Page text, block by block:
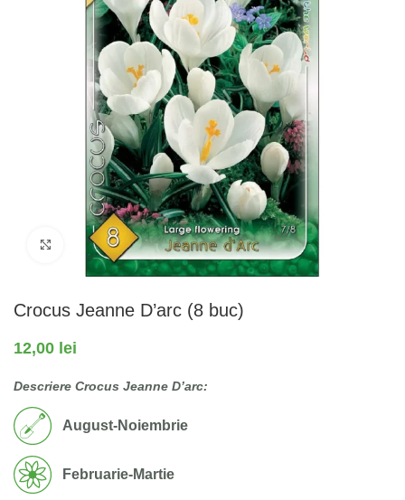
Fă clic pentru a mări
Crocus Jeanne D’arc (8 buc)
12,00 lei
Descriere Crocus Jeanne D’arc:
August-Noiembrie
Februarie-Martie